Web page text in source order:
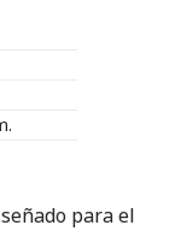
para el